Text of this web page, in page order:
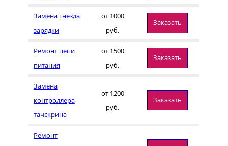
Замена гнезда
зарядки
от 1000
руб.
Заказать
Ремонт цепи
питания
от 1500
руб.
Заказать
Замена
контроллера
тачскрина
от 1200
руб.
Заказать
Ремонт